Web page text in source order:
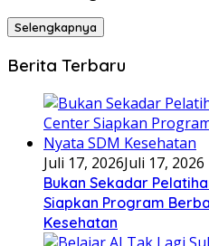
Selengkapnya
Berita Terbaru
Juli 17, 2026Juli 17, 2026
Bukan Sekadar
Siapkan Program
Kesehatan